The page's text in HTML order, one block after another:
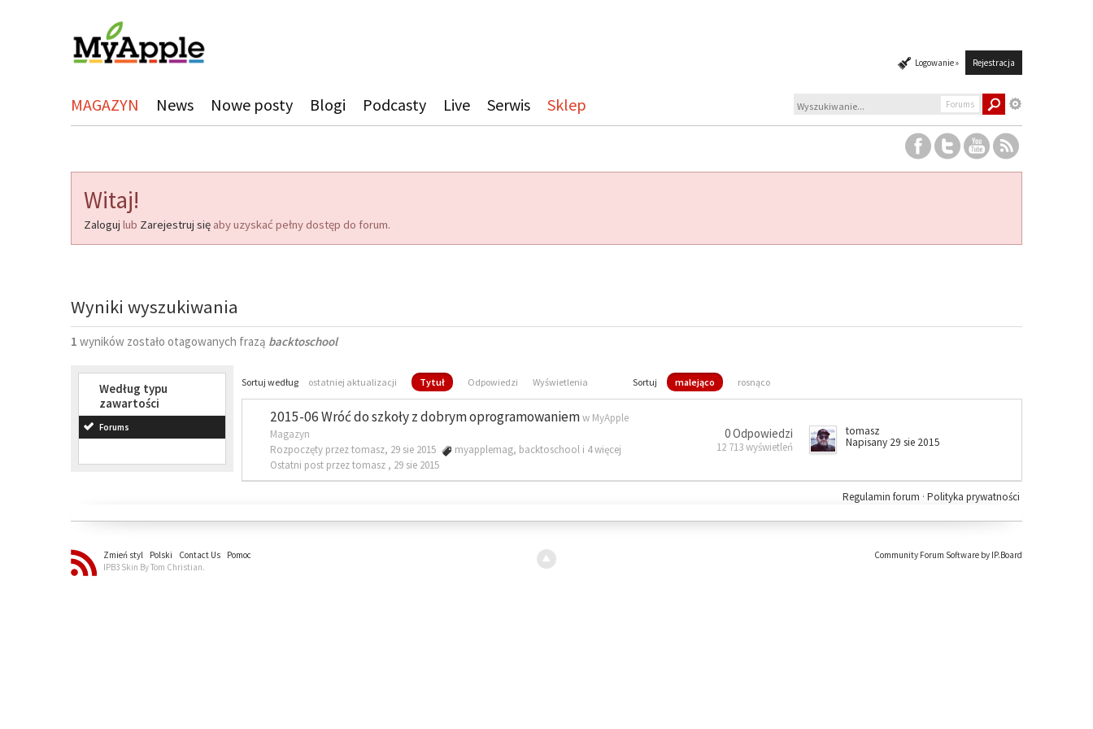
Logowanie » Rejestracja
MAGAZYN News Nowe posty Blogi Podcasty Live Serwis Sklep Forums
Witaj!
Zaloguj lub Zarejestruj się aby uzyskać pełny dostęp do forum.
Wyniki wyszukiwania
1 wyników zostało otagowanych frazą backtoschool
Według typu
zawartości
Forums
Sortuj według ostatniej aktualizacji Tytuł Odpowiedzi Wyświetlenia Sortuj malejąco rosnąco
2015-06 Wróć do szkoły z dobrym oprogramowaniemw MyApple
Magazyn
Rozpoczęty przez tomasz, 29 sie 2015
myapplemag, backtoschool i 4 więcej
Ostatni post przez tomasz , 29 sie 2015
0 Odpowiedzi
12 713 wyświetleń
tomasz
Napisany 29 sie 2015
Polityka prywatności
Regulamin forum ·
Zmień styl Polski Contact Us
Pomoc
IPB3 Skin By Tom Christian.
Community Forum Software by IP.Board